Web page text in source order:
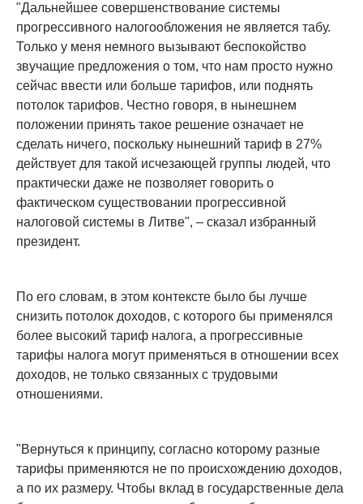
"Дальнейшее совершенствование системы
прогрессивного налогообложения не является табу.
Только у меня немного вызывают беспокойство
звучащие предложения о том, что нам просто нужно
сейчас ввести или больше тарифов, или поднять
потолок тарифов. Честно говоря, в нынешнем
положении принять такое решение означает не
сделать ничего, поскольку нынешний тариф в 27%
действует для такой исчезающей группы людей, что
практически даже не позволяет говорить о
фактическом существовании прогрессивной
налоговой системы в Литве", – сказал избранный
президент.
По его словам, в этом контексте было бы лучше
снизить потолок доходов, с которого бы применялся
более высокий тариф налога, а прогрессивные
тарифы налога могут применяться в отношении всех
доходов, не только связанных с трудовыми
отношениями.
"Вернуться к принципу, согласно которому разные
тарифы применяются не по происхождению доходов,
а по их размеру. Чтобы вклад в государственные дела